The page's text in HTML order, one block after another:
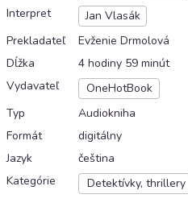
Interpret
Jan Vlasák
Prekladateľ
Evženie Drmolová
Dĺžka
4 hodiny 59 minút
Vydavateľ
OneHotBook
Typ
Audiokniha
Formát
digitálny
Jazyk
čeština
Kategórie
Detektívky, thrillery